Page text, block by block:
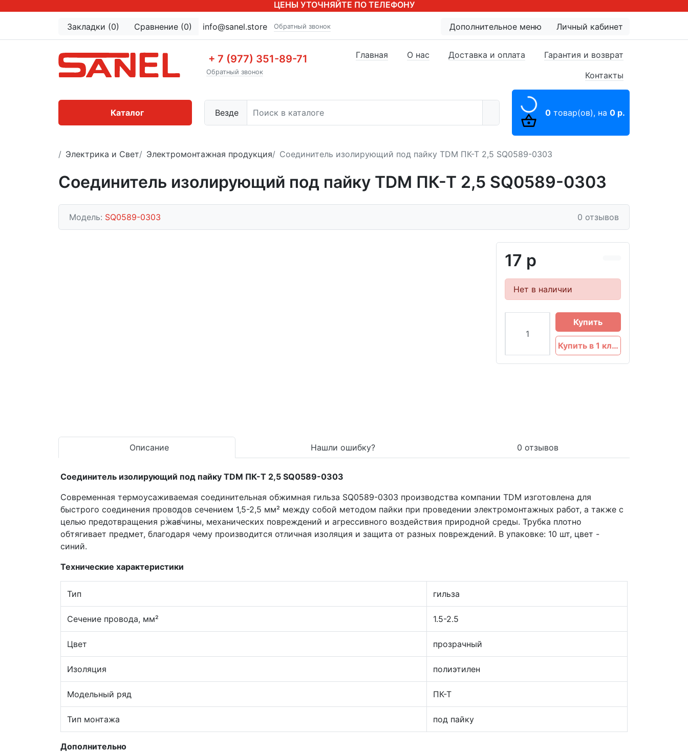
ЦЕНЫ УТОЧНЯЙТЕ ПО ТЕЛЕФОНУ
Закладки (0) Сравнение (0) info@sanel.store Обратный звонок Дополнительное меню Личный кабинет
+ 7 (977) 351-89-71
Обратный звонок
Везде
Главная О нас Доставка и оплата
Гарантия и возврат
Контакты
0 товар(ов), на 0 р.
Каталог
Электрика и Свет Электромонтажная продукция Соединитель изолирующий под пайку TDM ПК-Т 2,5 SQ0589-0303
Соединитель изолирующий под пайку TDM ПК-Т 2,5 SQ0589-0303
Модель: SQ0589-0303 0 отзывов
17 р
Нет в наличии
Купить
Купить в 1 клик
Описание Нашли ошибку? 0 отзывов
Соединитель изолирующий под пайку TDM ПК-Т 2,5 SQ0589-0303
Современная термоусаживаемая соединительная обжимная гильза SQ0589-0303 производства компании TDM изготовлена для
быстрого соединения проводов сечением 1,5-2,5 мм² между собой методом пайки при проведении электромонтажных работ, а также с
целью предотвращения ржавчины, механических повреждений и агрессивного воздействия природной среды. Трубка плотно
обтягивает предмет, благодаря чему производится отличная изоляция и защита от разных повреждений. В упаковке: 10 шт, цвет -
синий.
Технические характеристики
Тип гильза
Сечение провода, мм² 1.5-2.5
Цвет прозрачный
Изоляция полиэтилен
Модельный ряд ПК-Т
Тип монтажа под пайку
Дополнительно